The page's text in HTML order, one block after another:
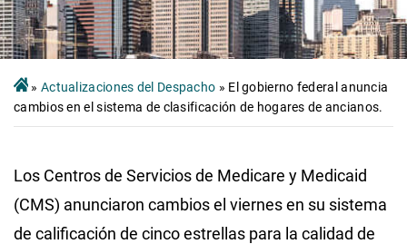
» Actualizaciones del Despacho » El gobierno federal anuncia
cambios en el sistema de clasificación de hogares de ancianos.
Los Centros de Servicios de Medicare y Medicaid
(CMS) anunciaron cambios el viernes en su sistema
de calificación de cinco estrellas para la calidad de